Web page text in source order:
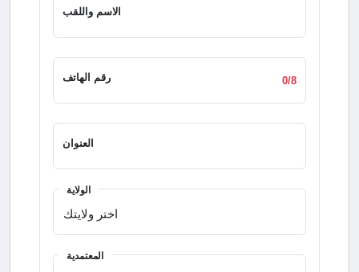
الاسم واللقب
رقم الهاتف 0/8
العنوان
الولاية
المعتمدية